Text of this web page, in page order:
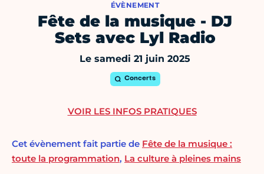
ÉVÈNEMENT
Fête de la musique - DJ
Sets avec Lyl Radio
Le samedi 21 juin 2025
Concerts
Cet évènement fait partie de Fête de la musique :
toute la programmation, La culture à pleines mains
VOIR LES INFOS PRATIQUES